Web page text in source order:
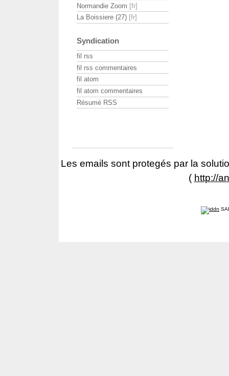
Normandie Zoom
La Boissiere (27)
Syndication
fil rss
fil rss commentaires
fil atom
fil atom commentaires
Résumé RSS
Les emails sont protegés par la
( http://